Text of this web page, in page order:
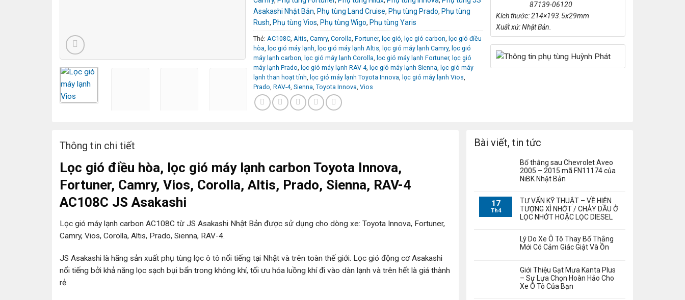
Asakashi Nhật Bản, Phụ tùng Land Cruise, Phụ tùng Prado, Phụ tùng
Rush, Phụ tùng Vios, Phụ tùng Wigo, Phụ tùng Yaris
Thẻ: AC108C, Altis, Camry, Corolla, Fortuner, lọc gió, lọc gió carbon, lọc gió điều
hòa, lọc gió máy lạnh, lọc gió máy lạnh Altis, lọc gió máy lạnh Camry, lọc gió
máy lạnh carbon, lọc gió máy lạnh Corolla, lọc gió máy lạnh Fortuner, lọc gió
máy lạnh Prado, lọc gió máy lạnh RAV-4, lọc gió máy lạnh Sienna, lọc gió máy
lạnh than hoạt tính, lọc gió máy lạnh Toyota Innova, lọc gió máy lạnh Vios,
Prado, RAV-4, Sienna, Toyota Innova, Vios
87139-06120
Kích thước: 214×193.5x29mm
Xuất xứ: Nhật Bản.
Thông tin chi tiết
Lọc gió điều hòa, lọc gió máy lạnh carbon Toyota Innova,
Fortuner, Camry, Vios, Corolla, Altis, Prado, Sienna, RAV-4
AC108C JS Asakashi
Lọc gió máy lạnh carbon AC108C từ JS Asakashi Nhật Bản được sử dụng cho dòng xe: Toyota Innova, Fortuner,
Camry, Vios, Corolla, Altis, Prado, Sienna, RAV-4.
JS Asakashi là hãng sản xuất phụ tùng lọc ô tô nổi tiếng tại Nhật và trên toàn thế giới. Lọc gió động cơ Asakashi
nổi tiếng bởi khả năng lọc sạch bụi bẩn trong không khí, tối ưu hóa luồng khí đi vào dàn lạnh và trên hết là giá thành
rẻ.
Bài viết, tin tức
Bố thắng sau Chevrolet Aveo
2005 – 2015 mã FN11174 của
NiBK Nhật Bản
17
Th4
TƯ VẤN KỸ THUẬT – VỀ HIỆN
TƯỢNG XÌ NHỚT / CHẢY DẦU Ở
LỌC NHỚT HOẶC LỌC DIESEL
Lý Do Xe Ô Tô Thay Bố Thắng
Mới Có Cảm Giác Giật Và Ồn
Giới Thiệu Gạt Mưa Kanta Plus
– Sự Lựa Chọn Hoàn Hảo Cho
Xe Ô Tô Của Bạn